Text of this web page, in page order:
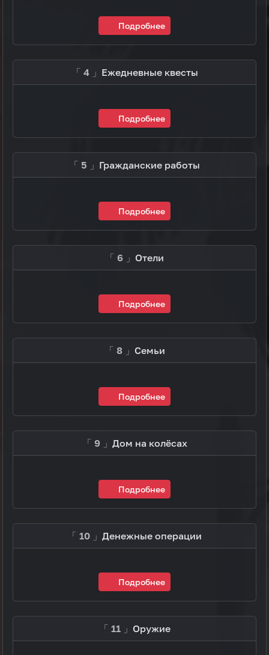
Подробнее
「 4 」 Ежедневные квесты
Подробнее
「 5 」 Гражданские работы
Подробнее
「 6 」 Отели
Подробнее
「 8 」 Семьи
Подробнее
「 9 」 Дом на колёсах
Подробнее
「 10 」 Денежные операции
Подробнее
「 11 」 Оружие